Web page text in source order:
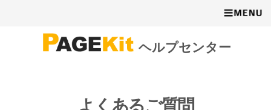
ヘルプセンター
よくあるご質問